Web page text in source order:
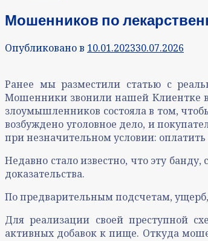
Мошенников по
Опубликовано в 10.01.202330.07.2026
Ранее мы разместили статью с
Мошенники звонили нашей Клиентке в
злоумышленников состояла в том,
возбуждено уголовное дело, и
при незначительном условии:
Недавно стало известно, что эту
доказательства.
По предварительным подсчетам,
Для реализации своей преступной
активных добавок к пище. Откуда